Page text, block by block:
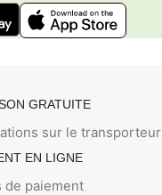
GRATUITE
sur le transporteur
EN LIGNE
de paiement